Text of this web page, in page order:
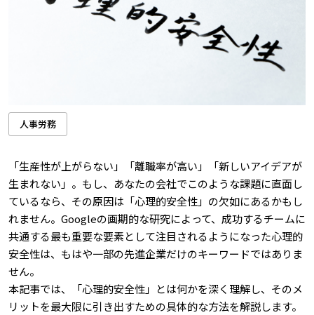
人事労務
「生産性が上がらない」「離職率が高い」「新しいアイデアが
生まれない」。もし、あなたの会社でこのような課題に直面し
ているなら、その原因は「心理的安全性」の欠如にあるかもし
れません。Googleの画期的な研究によって、成功するチームに
共通する最も重要な要素として注目されるようになった心理的
安全性は、もはや一部の先進企業だけのキーワードではありま
せん。
本記事では、「心理的安全性」とは何かを深く理解し、そのメ
リットを最大限に引き出すための具体的な方法を解説します。